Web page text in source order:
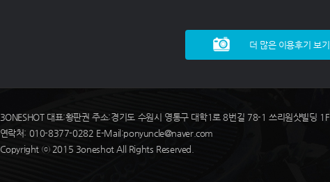
더 많은 이용후기 보기
3ONESHOT 대표:황판권 주소:경기도 수원시 영통구 대학1로 8번길 78-1 쓰리원샷빌딩 1F
연락처: 010-8377-0282 E-Mail:ponyuncle@naver.com
Copyright ⓒ 2015 3oneshot All Rights Reserved.